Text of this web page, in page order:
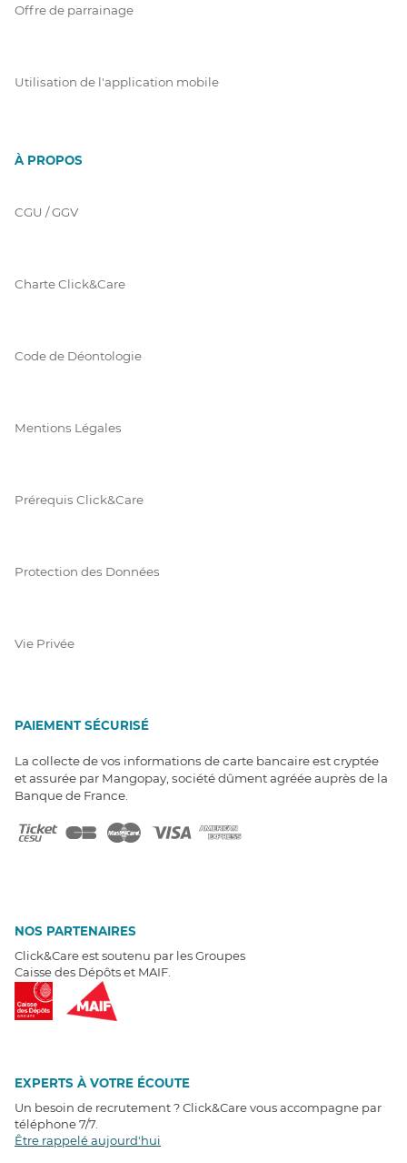
Offre de parrainage
Utilisation de l'application mobile
À PROPOS
CGU / GGV
Charte Click&Care
Code de Déontologie
Mentions Légales
Prérequis Click&Care
Protection des Données
Vie Privée
PAIEMENT SÉCURISÉ
La collecte de vos informations de carte bancaire est cryptée
et assurée par Mangopay, société dûment agréée auprès de la
Banque de France.
NOS PARTENAIRES
Click&Care est soutenu par les Groupes
Caisse des Dépôts et MAIF.
EXPERTS À VOTRE ÉCOUTE
Un besoin de recrutement ? Click&Care vous accompagne par
téléphone 7/7
Être rappelé aujourd'hui